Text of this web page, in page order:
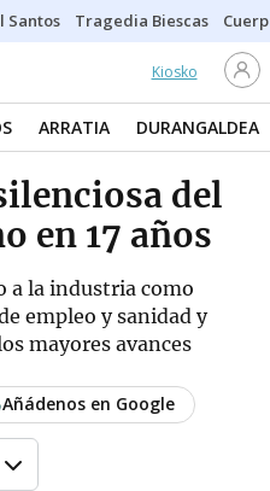
Santos Tragedia Biescas
Kiosko
ARRATIA DURANGALDEA
del
en 17 años
a la industria como
empleo y sanidad y
mayores avances
Añádenos en Google